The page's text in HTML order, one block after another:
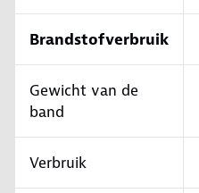
Brandstofverbruik
Gewicht van de
band
Verbruik